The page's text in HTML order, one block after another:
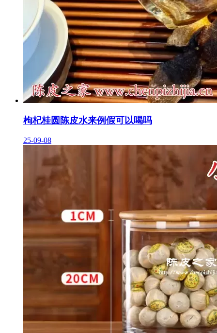
枸杞桂圆陈皮水来例假可以喝吗
25-09-08